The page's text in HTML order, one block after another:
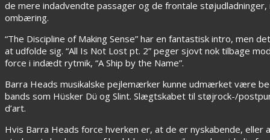
de mere indadvendte passager og de frontale
ombæring.
“The Discipline of Making Sense” har en fantastisk intro, men
at udfolde sig. “All Is Not Lost pt. 2” peger sjovt nok tilbage
force i indædt rytmik, “A Ship by the Name”.
Barra Heads musikalske pejlemærker kunne udmærket være
bands som Hüsker Dü og Slint. Slægtskabet til støjrock-/
d’art.
Hvis Barra Heads force hverken er, at de er nyskabende,